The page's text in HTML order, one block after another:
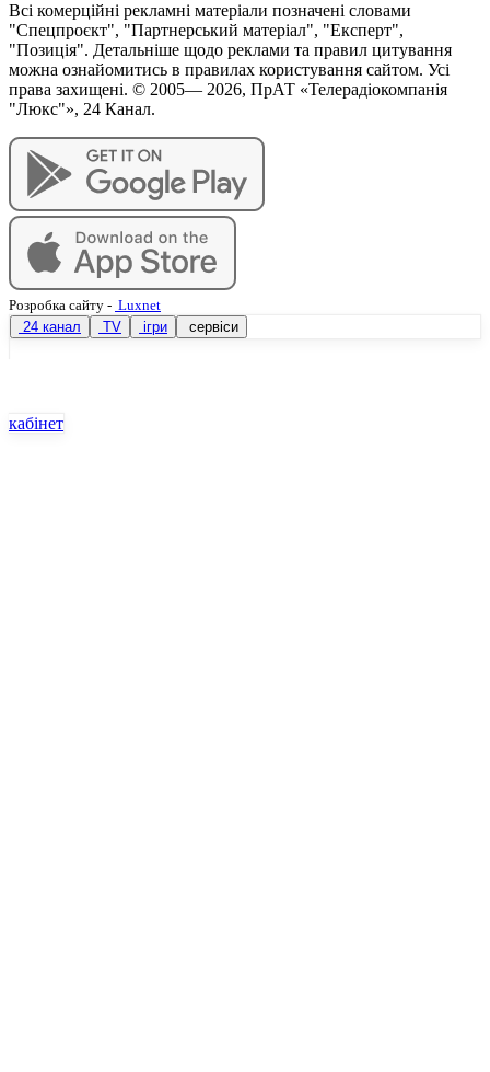
Всі комерційні рекламні матеріали позначені словами
"Спецпроєкт", "Партнерський матеріал", "Експерт",
"Позиція". Детальніше щодо реклами та правил цитування
можна ознайомитись в правилах користування сайтом. Усі
права захищені. © 2005— 2026, ПрАТ «Телерадіокомпанія
"Люкс"», 24 Канал.
Розробка сайту - Luxnet
24 канал
TV ігри сервіси
кабінет